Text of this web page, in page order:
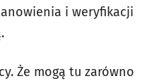
i weryfikacji
Że mogą tu zarówno